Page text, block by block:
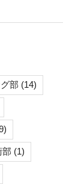
部 (14)
部 (1)